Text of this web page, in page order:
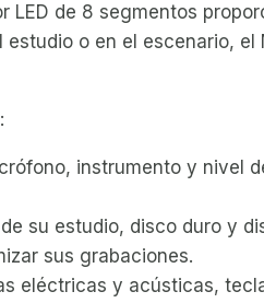
de 8 segmentos
o en el escenario,
instrumento y nivel
su estudio, disco duro y
sus grabaciones.
eléctricas y acústicas,